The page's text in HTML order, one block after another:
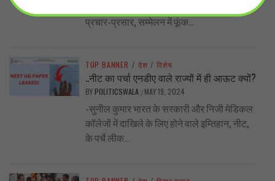
शिवराज सरकार में लाखों-करोड़ों रुपए योजनाओं के
प्रचार-प्रसार, सम्मेलन में फूंक...
TOP BANNER / देश / विशेष
..नीट का पर्चा एनडीए वाले राज्यों में ही आऊट क्यों?
BY POLITICSWALA / MAY 19, 2024
-सुनील कुमार भारत के सरकारी और निजी मेडिकल
कॉलेजों में दाखिले के लिए होने वाले इम्तिहान, नीट,
के पर्चे लीक...